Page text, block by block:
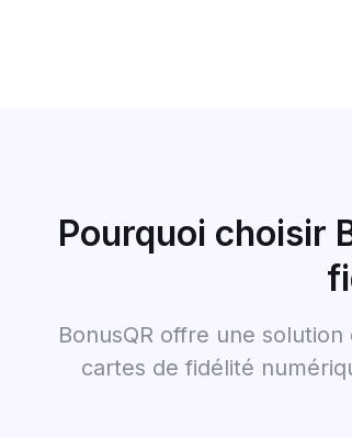
Pourquoi choisir
BonusQR offre une
cartes de fidélité